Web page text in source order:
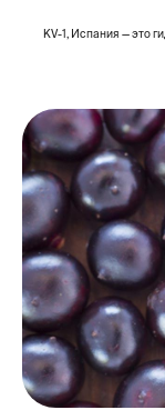
KV-1, Испания — это